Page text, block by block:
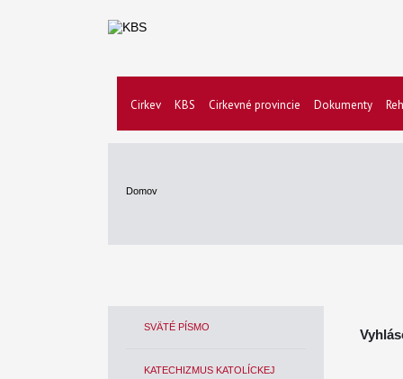
Cirkev KBS Cirkevné provincie Dokumenty
Domov
SVÄTÉ PÍSMO
KATECHIZMUS KATOLÍCKEJ